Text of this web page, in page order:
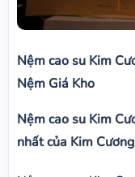
Nệm cao su Kim
Nệm Giá Kho
Nệm cao su Kim
nhất của Kim Cương